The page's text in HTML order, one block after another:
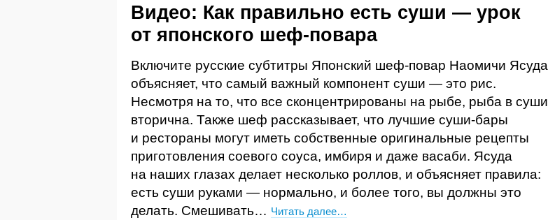
Видео: Как правильно есть суши — урок
от японского шеф-повара
Включите русские субтитры Японский шеф-повар Наомичи Ясуда
объясняет, что самый важный компонент суши — это рис.
Несмотря на то, что все сконцентрированы на рыбе, рыба в суши
вторична. Также шеф рассказывает, что лучшие суши-бары
и рестораны могут иметь собственные оригинальные рецепты
приготовления соевого соуса, имбиря и даже васаби. Ясуда
на наших глазах делает несколько роллов, и объясняет правила:
есть суши руками — нормально, и более того, вы должны это
делать. Смешивать… Читать далее…